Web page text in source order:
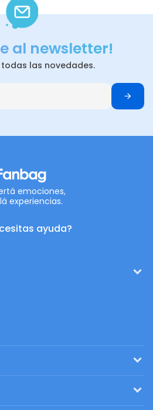
al newsletter!
las novedades.
emociones,
experiencias.
ayuda?